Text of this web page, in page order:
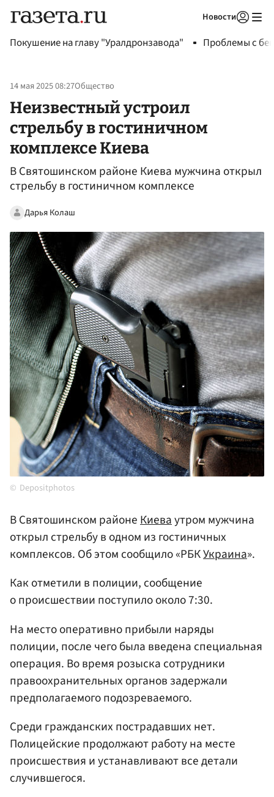
Новости
Покушение на главу "Уралдронзавода" Проблемы с
14 мая 2025 08:27Общество
Неизвестный устроил
стрельбу в гостиничном
комплексе Киева
В Святошинском районе Киева мужчина открыл
стрельбу в гостиничном комплексе
Дарья Колаш
Depositphotos
В Святошинском районеКиеваутром мужчина
открыл стрельбу в одном из гостиничных
комплексов. Об этом сообщило «РБКУкраина».
Как отметили в полиции, сообщение
о происшествии поступило около 7:30.
На место оперативно прибыли наряды
полиции, после чего была введена специальная
операция. Во время розыска сотрудники
правоохранительных органов задержали
предполагаемого подозреваемого.
Среди гражданских пострадавших нет.
Полицейские продолжают работу на месте
происшествия и устанавливают все детали
случившегося.